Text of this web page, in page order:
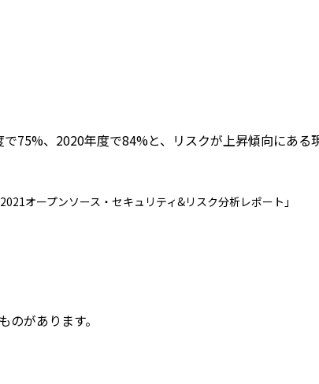
75%、2020年度で84%と、リスクが上昇傾向にある
オープンソース・セキュリティ&リスク分析レポート」
があります。